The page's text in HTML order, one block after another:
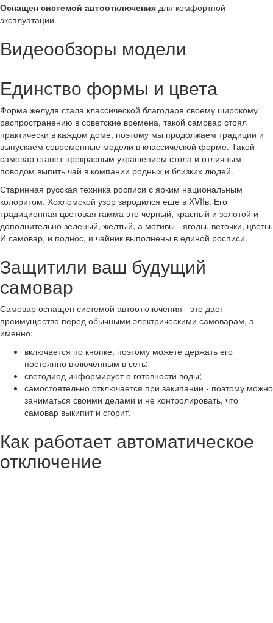
Оснащен системой автоотключения для комфортной
эксплуатации
Видеообзоры модели
Единство формы и цвета
Форма желудя стала классической благодаря своему широкому
распространению в советские времена, такой самовар стоял
практически в каждом доме, поэтому мы продолжаем традиции и
выпускаем современные модели в классической форме. Такой
самовар станет прекрасным украшением стола и отличным
поводом выпить чай в компании родных и близких людей.
Старинная русская техника росписи с ярким национальным
колоритом. Хохломской узор зародился еще в XVIIв. Его
традиционная цветовая гамма это черный, красный и золотой и
дополнительно зеленый, желтый, а мотивы - ягоды, веточки, цветы.
И самовар, и поднос, и чайник выполнены в единой росписи.
Защитили ваш будущий
самовар
Самовар оснащен системой автоотключения - это дает
преимущество перед обычными электрическими самоварам, а
именно:
включается по кнопке, поэтому можете держать его
постоянно включенным в сеть;
светодиод информирует о готовности воды;
самостоятельно отключается при закипании - поэтому можно
заниматься своими делами и не контролировать, что
самовар выкипит и сгорит.
Как работает автоматическое
отключение